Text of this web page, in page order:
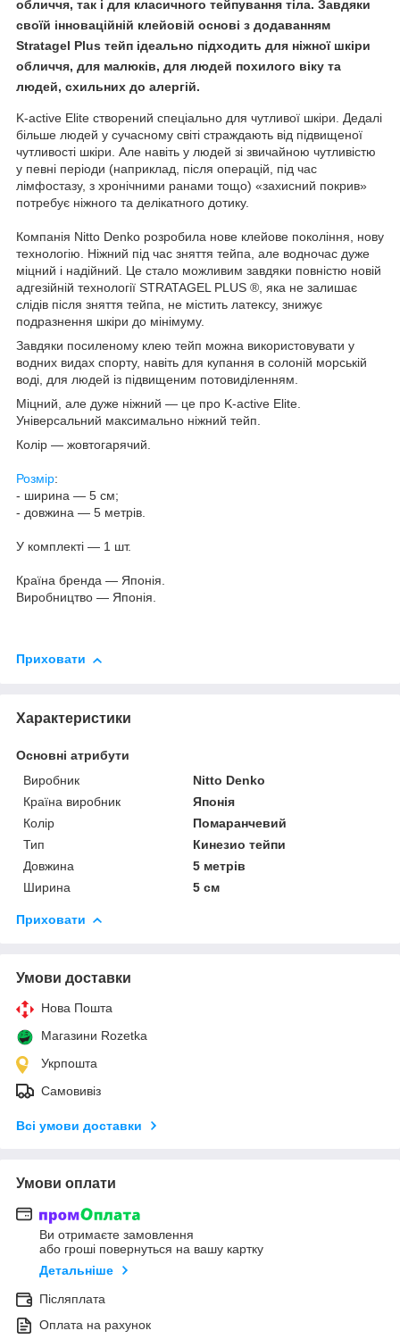
обличчя, так і для класичного тейпування тіла. Завдяки
своїй інноваційній клейовій основі з додаванням
Stratagel Plus тейп ідеально підходить для ніжної шкіри
обличчя, для малюків, для людей похилого віку та
людей, схильних до алергій.
K-active Elite створений спеціально для чутливої шкіри. Дедалі
більше людей у сучасному світі страждають від підвищеної
чутливості шкіри. Але навіть у людей зі звичайною чутливістю
у певні періоди (наприклад, після операцій, під час
лімфостазу, з хронічними ранами тощо) «захисний покрив»
потребує ніжного та делікатного дотику.
Компанія Nitto Denko розробила нове клейове покоління, нову
технологію. Ніжний під час зняття тейпа, але водночас дуже
міцний і надійний. Це стало можливим завдяки повністю новій
адгезійній технології STRATAGEL PLUS ®, яка не залишає
слідів після зняття тейпа, не містить латексу, знижує
подразнення шкіри до мінімуму.
Завдяки посиленому клею тейп можна використовувати у
водних видах спорту, навіть для купання в солоній морській
воді, для людей із підвищеним потовиділенням.
Міцний, але дуже ніжний — це про K-active Elite.
Універсальний максимально ніжний тейп.
Колір — жовтогарячий.
Розмір:
- ширина — 5 см;
- довжина — 5 метрів.
У комплекті — 1 шт.
Країна бренда — Японія.
Виробництво — Японія.
Приховати
Характеристики
Основні атрибути
Виробник
Nitto Denko
Країна виробник
Японія
Колір
Помаранчевий
Тип
Кинезио тейпи
Довжина
5 метрів
Ширина
5 см
Приховати
Умови доставки
Нова Пошта
Магазини Rozetka
Укрпошта
Самовивіз
Всі умови доставки
Умови оплати
Ви отримаєте замовлення
або гроші повернуться на вашу картку
Детальніше
Післяплата
Оплата на рахунок